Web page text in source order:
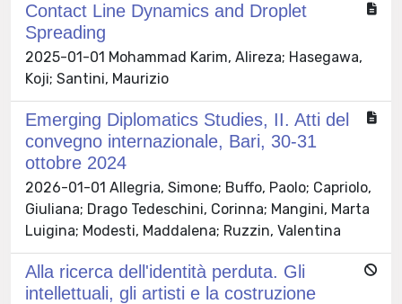
Contact Line Dynamics and Droplet
Spreading
2025-01-01 Mohammad Karim, Alireza; Hasegawa,
Koji; Santini, Maurizio
Emerging Diplomatics Studies, II. Atti del
convegno internazionale, Bari, 30-31
ottobre 2024
2026-01-01 Allegria, Simone; Buffo, Paolo; Capriolo,
Giuliana; Drago Tedeschini, Corinna; Mangini, Marta
Luigina; Modesti, Maddalena; Ruzzin, Valentina
Alla ricerca dell'identità perduta. Gli
intellettuali, gli artisti e la costruzione